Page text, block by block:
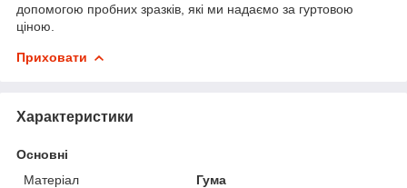
допомогою пробних зразків, які ми надаємо за гуртовою
ціною.
Приховати
Характеристики
Основні
Матеріал
Гума